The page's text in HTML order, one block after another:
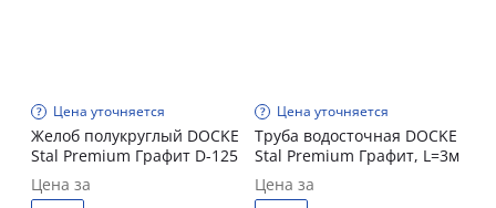
Цена уточняется
Желоб полукруглый DOCKE
Stal Premium Графит D-125
Цена за
Цена уточняется
Труба водосточная DOCKE
Stal Premium Графит, L=3м
Цена за